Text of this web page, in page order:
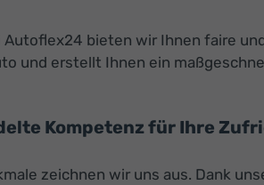
Autoflex24 bieten wir Ihnen faire
und erstellt Ihnen ein
Kompetenz für Ihre
zeichnen wir uns aus. Dank